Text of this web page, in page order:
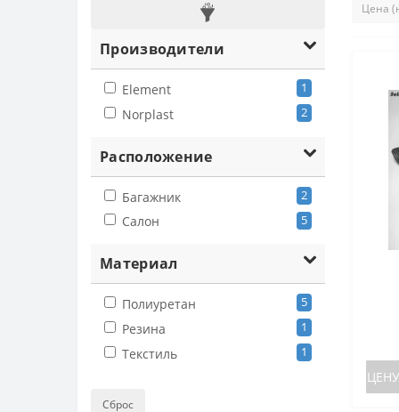
Производители
Element 1
Norplast 2
Расположение
Багажник 2
Салон 5
Материал
Полиуретан 5
Резина 1
Текстиль 1
Сброс